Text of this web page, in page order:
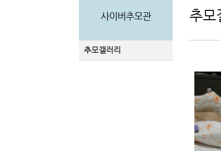
사이버추모관
추모갤러리
추모